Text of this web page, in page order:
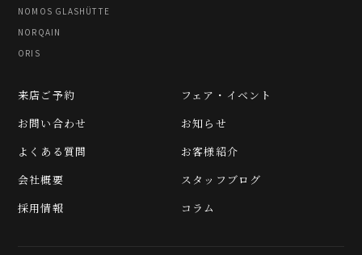
NOMOS GLASHÜTTE
NORQAIN
ORIS
フェア・イベント
お知らせ
お客様紹介
スタッフブログ
コラム
来店ご予約
お問い合わせ
よくある質問
会社概要
採用情報